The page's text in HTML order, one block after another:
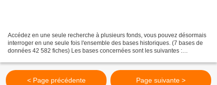
Accédez en une seule recherche à plusieurs fonds, vous pouvez désormais
interroger en une seule fois l'ensemble des bases historiques. (7 bases de
données 42 582 fiches) Les bases concernées sont les suivantes :
< Page précédente Page suivante >